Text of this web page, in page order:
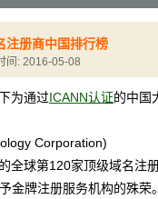
注册商中国排行榜
间: 2016-05-08
为通过ICANN认证的中国
Corporation)
球第120家顶级域名注
金牌注册服务机构的殊荣